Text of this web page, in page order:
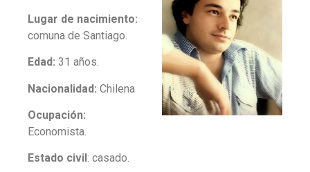
Lugar de nacimiento:
comuna de Santiago.
Edad: 31 años.
Nacionalidad: Chilena
Ocupación:
Economista.
Estado civil : casado.